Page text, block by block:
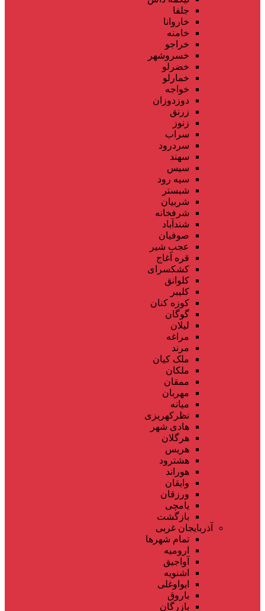
جلفا
خاروانا
خامنه
خراجو
خسروشهر
خضرلو
خمارلو
خواجه
دوزدوزان
زرنق
زنوز
سراب
سردرود
سهند
سیس
سیه رود
شبستر
شربیان
شرفخانه
شندآباد
صوفیان
عجب شیر
قره آغاج
کشکسرای
کلوانق
کلیبر
کوزه کنان
گوگان
لیلان
مراغه
مرند
ملک کیان
ملکان
ممقان
مهربان
میانه
نظرکهریزی
هادی شهر
هرگلان
هریس
هشترود
هوراند
وایقان
ورزقان
یامچی
بازگشت
آذربایجان غربی
تمام شهر‌ها
ارومیه
آواجیق
اشنویه
ایواوغلی
باروق
بازرگان